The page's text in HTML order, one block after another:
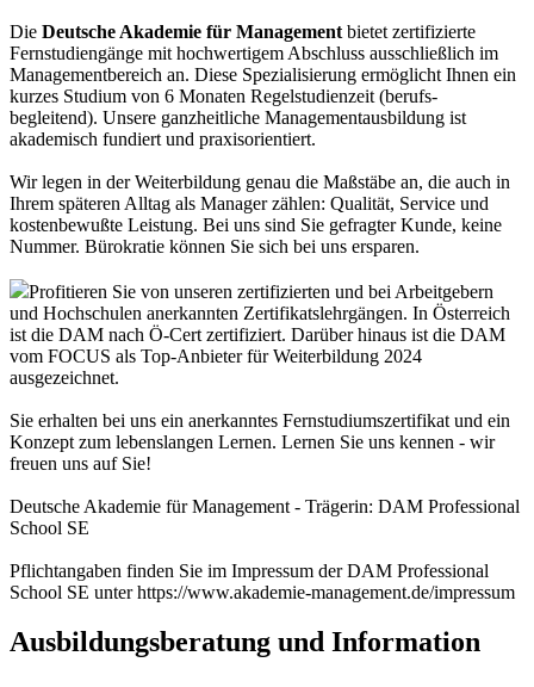
Die Deutsche Akademie für Management bietet zertifizierte
Fernstudiengänge mit hochwertigem Abschluss ausschließlich im
Managementbereich an. Diese Spezialisierung ermöglicht Ihnen ein
kurzes Studium von 6 Monaten Regelstudienzeit (berufs-
begleitend). Unsere ganzheitliche Managementausbildung ist
akademisch fundiert und praxisorientiert.
Wir legen in der Weiterbildung genau die Maßstäbe an, die auch in
Ihrem späteren Alltag als Manager zählen: Qualität, Service und
kostenbewußte Leistung. Bei uns sind Sie gefragter Kunde, keine
Nummer. Bürokratie können Sie sich bei uns ersparen.
Profitieren Sie von unseren zertifizierten und bei Arbeitgebern
und Hochschulen anerkannten Zertifikatslehrgängen. In Österreich
ist die DAM nach Ö-Cert zertifiziert. Darüber hinaus ist die DAM
vom FOCUS als Top-Anbieter für Weiterbildung 2024
ausgezeichnet.
Sie erhalten bei uns ein anerkanntes Fernstudiumszertifikat und ein
Konzept zum lebenslangen Lernen. Lernen Sie uns kennen - wir
freuen uns auf Sie!
Deutsche Akademie für Management - Trägerin: DAM Professional
School SE
Pflichtangaben finden Sie im Impressum der DAM Professional
School SE unter https://www.akademie-management.de/impressum
Ausbildungsberatung und Information